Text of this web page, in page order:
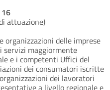
attuazione)
organizzazioni delle imprese
servizi maggiormente
e i competenti Uffici del
dei consumatori iscritte
dei lavoratori
a livello regionale e